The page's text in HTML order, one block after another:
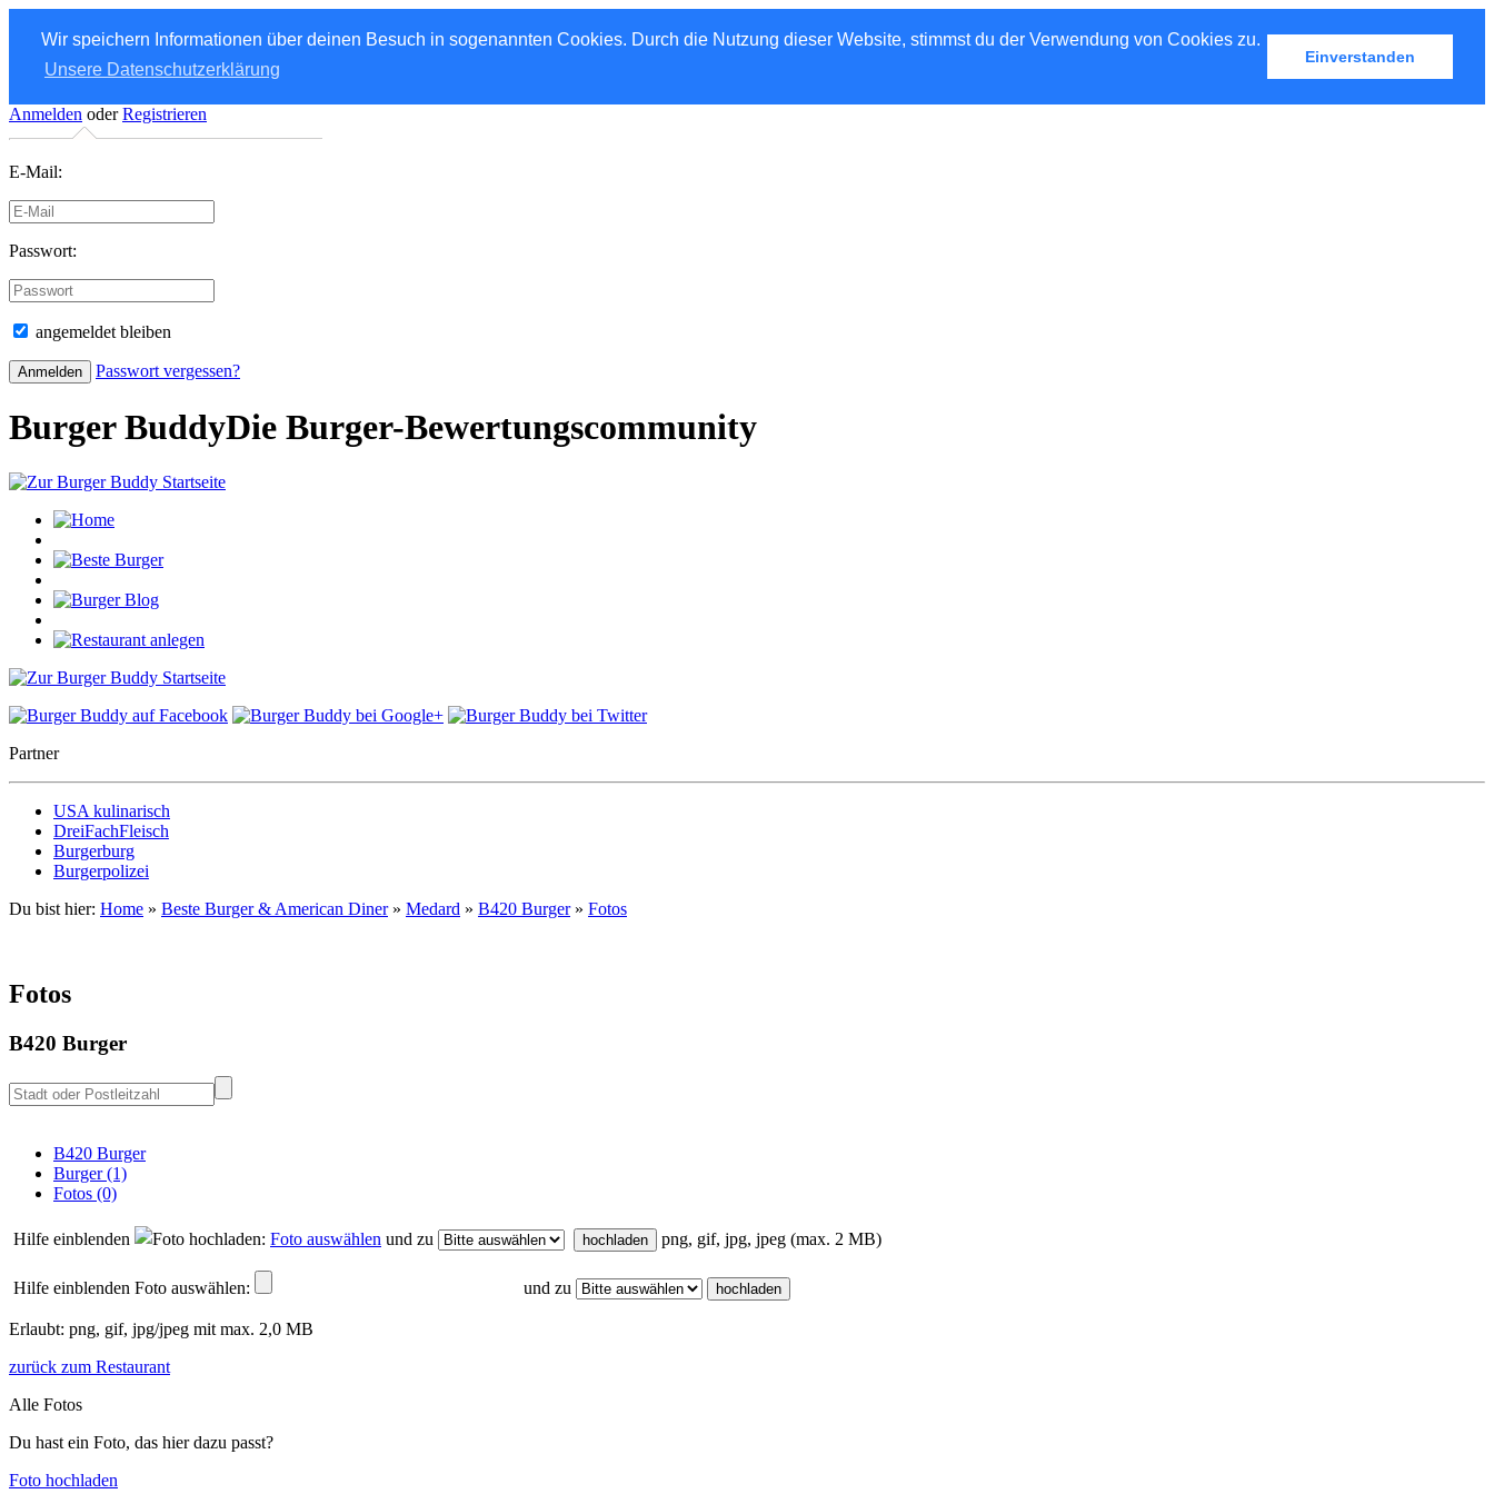
Wir speichern Informationen über deinen Besuch in sogenannten Cookies. Durch die Nutzung dieser Website, stimmst du der Verwendung von Cookies zu.
Unsere Datenschutzerklärung
Einverstanden
Anmelden oder Registrieren
E-Mail:
Passwort:
angemeldet bleiben
Passwort vergessen?
Burger BuddyDie Burger-Bewertungscommunity
Partner
USA kulinarisch
DreiFachFleisch
Burgerburg
Burgerpolizei
Du bist hier: Home » Beste Burger & American Diner» Medard » B420 Burger» Fotos
Fotos
B420 Burger
B420 Burger
Burger (1)
Fotos (0)
Hilfe einblenden Foto auswählen und zu png, gif, jpg, jpeg (max. 2 MB)
Hilfe einblenden Foto auswählen: und zu
Erlaubt: png, gif, jpg/jpeg mit max. 2,0 MB
zurück zum Restaurant
Alle Fotos
Du hast ein Foto, das hier dazu passt?
Foto hochladen